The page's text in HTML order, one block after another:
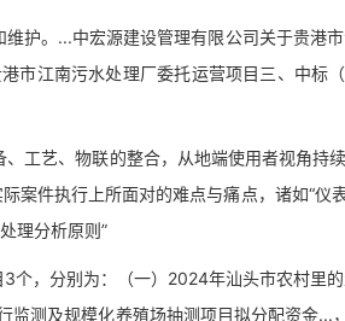
。...中宏源建设管理有限公司关于贵港
江南污水处理厂委托运营项目三、中标
艺、物联的整合，从地端使用者视角持
件执行上所面对的难点与痛点，诸如“仪
理分析原则”
，分别为：（一）2024年汕头市农村里的
测及规模化养殖场抽测项目拟分配资金...